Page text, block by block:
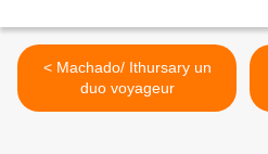
< Machado/ Ithursary un
duo voyageur